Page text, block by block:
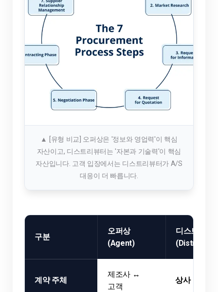
▲ [유형 비교] 오퍼상은 '정보와 영업력'이 핵심
자산이고, 디스트리뷰터는 '자본과 기술력'이 핵심
자산입니다. 고객 입장에서는 디스트리뷰터가 A/S
대응이 더 빠릅니다.
구분
오퍼상
(Agent)
디스트리뷰
계약 주체
제조사 ↔
고객
상사 ↔ 고객